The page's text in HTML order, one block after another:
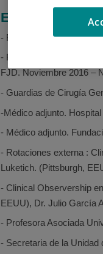
EXPERIENCIA
- Residencia
- Fellowship Cirugía
FJD. Noviembre 2016 –
- Guardias de Cirugía
-Médico adjunto.
- Médico adjunto.
- Rotaciones externa :
Luketich. (Pittsburgh,
- Clinical Observership
EEUU), Dr. Julio García
- Profesora Asociada
- Secretaria de la Unidad